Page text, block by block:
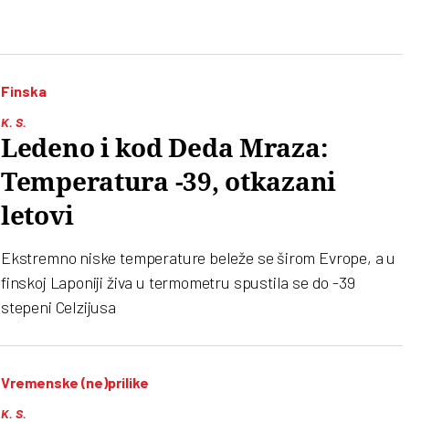
Finska
K. S.
Ledeno i kod Deda Mraza:
Temperatura -39, otkazani
letovi
Ekstremno niske temperature beleže se širom Evrope, a u
finskoj Laponiji živa u termometru spustila se do -39
stepeni Celzijusa
Vremenske (ne)prilike
K. S.